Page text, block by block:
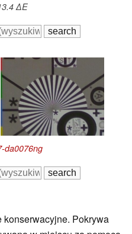
∆E
da0076ng
konserwacyjne. Pokrywa